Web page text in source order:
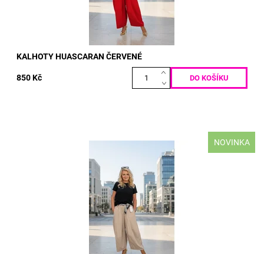
KALHOTY HUASCARAN ČERVENÉ
850 Kč
NOVINKA
materiál: PUNTO MILANO 50% BAVLNA 50% POLY-ELASTAN
VELIKOST: pas: 70 - 130 cm boky: max 130 cm délka: 100 cm
Skladem